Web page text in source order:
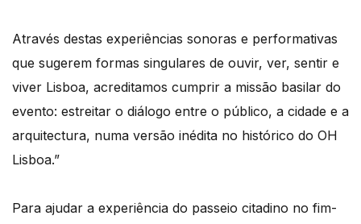
Através destas experiências sonoras e performativas
que sugerem formas singulares de ouvir, ver, sentir e
viver Lisboa, acreditamos cumprir a missão basilar do
evento: estreitar o diálogo entre o público, a cidade e a
arquitectura, numa versão inédita no histórico do OH
Lisboa.”
Para ajudar a experiência do passeio citadino no fim-